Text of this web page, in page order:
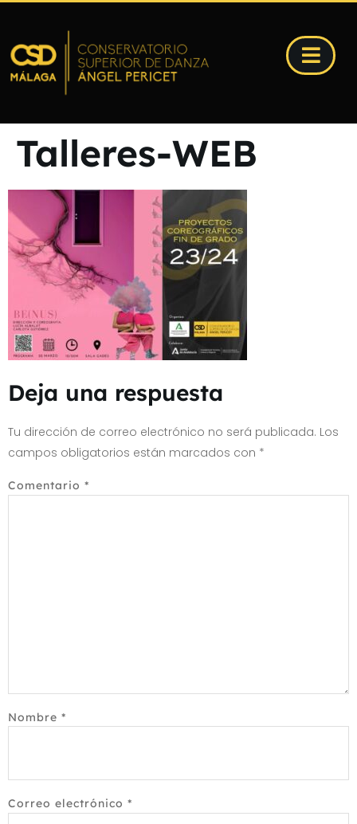
Talleres-WEB
Deja una respuesta
Tu dirección de correo electrónico no será publicada. Los
campos obligatorios están marcados con *
Comentario *
Nombre *
Correo electrónico *